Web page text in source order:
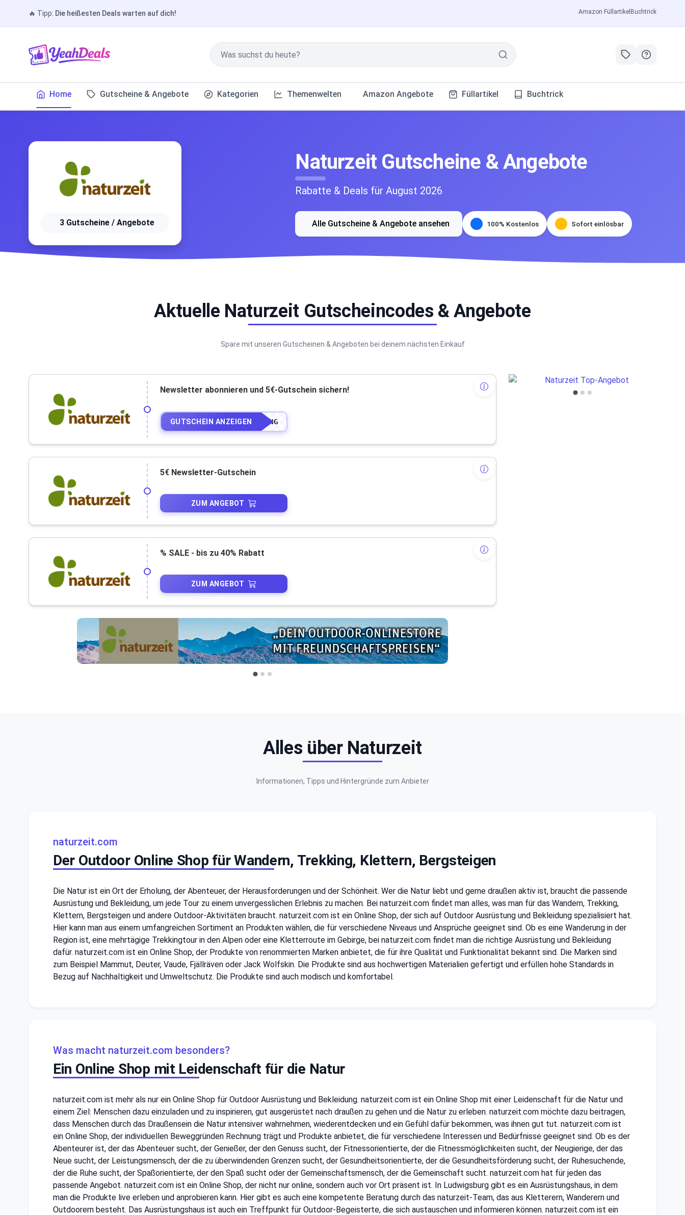
🔥 Tipp: Die heißesten Deals warten auf dich! Amazon Füllartikel Buchtrick
Home Gutscheine & Angebote Kategorien Themenwelten Amazon Angebote Füllartikel Buchtrick
3 Gutscheine / Angebote
Naturzeit Gutscheine & Angebote
Rabatte & Deals für August 2026
Alle Gutscheine & Angebote ansehen 100% Kostenlos Sofort einlösbar
Aktuelle Naturzeit Gutscheincodes & Angebote
Spare mit unseren Gutscheinen & Angeboten bei deinem nächsten Einkauf
Newsletter abonnieren und 5€-Gutschein sichern!
GUTSCHEIN ANZEIGEN••••••••••NG
5€ Newsletter-Gutschein
ZUM ANGEBOT
% SALE - bis zu 40% Rabatt
ZUM ANGEBOT
Alles über Naturzeit
Informationen, Tipps und Hintergründe zum Anbieter
naturzeit.com
Der Outdoor Online Shop für Wandern, Trekking, Klettern, Bergsteigen
Die Natur ist ein Ort der Erholung, der Abenteuer, der Herausforderungen und der Schönheit. Wer die Natur liebt und gerne draußen aktiv ist, braucht die passende
Ausrüstung und Bekleidung, um jede Tour zu einem unvergesslichen Erlebnis zu machen. Bei naturzeit.com findet man alles, was man für das Wandern, Trekking,
Klettern, Bergsteigen und andere Outdoor-Aktivitäten braucht. naturzeit.com ist ein Online Shop, der sich auf Outdoor Ausrüstung und Bekleidung spezialisiert hat.
Hier kann man aus einem umfangreichen Sortiment an Produkten wählen, die für verschiedene Niveaus und Ansprüche geeignet sind. Ob es eine Wanderung in der
Region ist, eine mehrtägige Trekkingtour in den Alpen oder eine Kletterroute im Gebirge, bei naturzeit.com findet man die richtige Ausrüstung und Bekleidung
dafür. naturzeit.com ist ein Online Shop, der Produkte von renommierten Marken anbietet, die für ihre Qualität und Funktionalität bekannt sind. Die Marken sind
zum Beispiel Mammut, Deuter, Vaude, Fjällräven oder Jack Wolfskin. Die Produkte sind aus hochwertigen Materialien gefertigt und erfüllen hohe Standards in
Bezug auf Nachhaltigkeit und Umweltschutz. Die Produkte sind auch modisch und komfortabel.
Was macht naturzeit.com besonders?
Ein Online Shop mit Leidenschaft für die Natur
naturzeit.com ist mehr als nur ein Online Shop für Outdoor Ausrüstung und Bekleidung. naturzeit.com ist ein Online Shop mit einer Leidenschaft für die Natur und
einem Ziel: Menschen dazu einzuladen und zu inspirieren, gut ausgerüstet nach draußen zu gehen und die Natur zu erleben. naturzeit.com möchte dazu beitragen,
dass Menschen durch das Draußensein die Natur intensiver wahrnehmen, wiederentdecken und ein Gefühl dafür bekommen, was ihnen gut tut. naturzeit.com ist
ein Online Shop, der individuellen Beweggründen Rechnung trägt und Produkte anbietet, die für verschiedene Interessen und Bedürfnisse geeignet sind. Ob es der
Abenteurer ist, der das Abenteuer sucht, der Genießer, der den Genuss sucht, der Fitnessorientierte, der die Fitnessmöglichkeiten sucht, der Neugierige, der das
Neue sucht, der Leistungsmensch, der die zu überwindenden Grenzen sucht, der Gesundheitsorientierte, der die Gesundheitsförderung sucht, der Ruhesuchende,
der die Ruhe sucht, der Spaßorientierte, der den Spaß sucht oder der Gemeinschaftsmensch, der die Gemeinschaft sucht. naturzeit.com hat für jeden das
passende Angebot. naturzeit.com ist ein Online Shop, der nicht nur online, sondern auch vor Ort präsent ist. In Ludwigsburg gibt es ein Ausrüstungshaus, in dem
man die Produkte live erleben und anprobieren kann. Hier gibt es auch eine kompetente Beratung durch das naturzeit-Team, das aus Kletterern, Wanderern und
Outdoorern besteht. Das Ausrüstungshaus ist auch ein Treffpunkt für Outdoor-Begeisterte, die sich austauschen und informieren können. naturzeit.com ist ein